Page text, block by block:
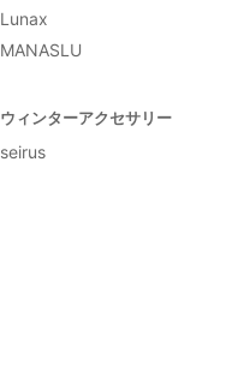
Lunax
MANASLU
ウィンターアクセサリー
seirus